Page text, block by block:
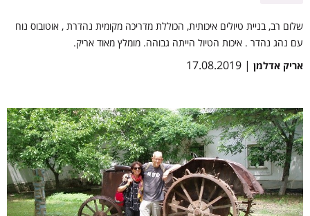
שלום רב, בניית טיולים איכותית, הכוללת מדריכה מקומית נהדרת , אוטובוס נוח
עם נהג נהדר . איכות הטיול הייתה גבוהה. מומלץ מאוד אריק.
אריק אדלמן | 17.08.2019